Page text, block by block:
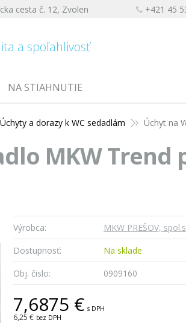
a spoľahlivosť
cesta č. 12, Zvolen +421 45
NA STIAHNUTIE
Úchyty a dorazy k WC sedadlám Úchyt na
MKW
Výrobca:
MKW PREŠOV,
Dostupnosť:
Na sklade
Obj. čislo:
0909160
7,6875 € s DPH
6,25 € bez DPH